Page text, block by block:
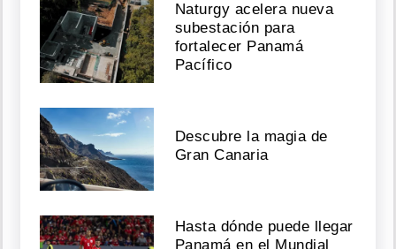
Naturgy acelera nueva
subestación para
fortalecer Panamá
Pacífico
Descubre la magia de
Gran Canaria
Hasta dónde puede llegar
Panamá en el Mundial